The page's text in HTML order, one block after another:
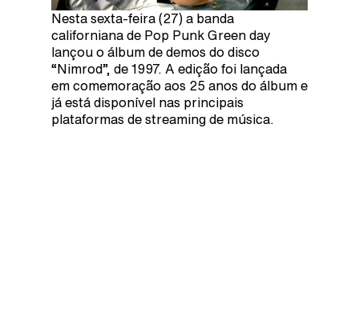
Nesta sexta-feira (27) a banda
californiana de Pop Punk Green day
lançou o álbum de demos do disco
“Nimrod”, de 1997. A edição foi lançada
em comemoração aos 25 anos do álbum e
já está disponível nas principais
plataformas de streaming de música.